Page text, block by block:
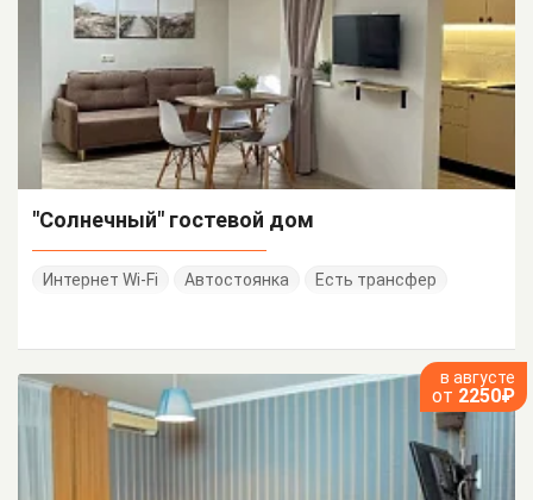
"Солнечный" гостевой дом
Интернет Wi-Fi Автостоянка Есть трансфер
в августе
от 2250₽